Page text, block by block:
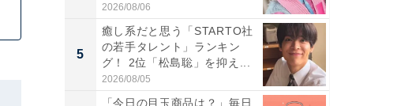
2026/08/06
5
癒し系だと思う「STARTO社
の若手タレント」ランキン
グ！ 2位「松島聡」を抑え...
2026/08/05
「今日の目玉商品は？」毎日